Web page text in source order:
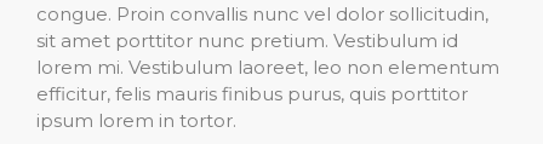
congue. Proin convallis nunc vel dolor sollicitudin,
sit amet porttitor nunc pretium. Vestibulum id
lorem mi. Vestibulum laoreet, leo non elementum
efficitur, felis mauris finibus purus, quis porttitor
ipsum lorem in tortor.